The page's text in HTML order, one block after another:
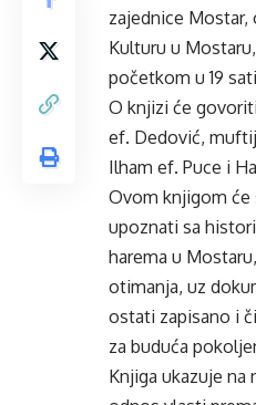
zajednice Mostar,
Kulturu u
početkom u 19
O knjizi će
ef. Dedović,
Ilham ef. Puce i
Ovom knjigom će
upoznati sa
harema u
otimanja, uz
ostati zapisano i
za buduća
Knjiga ukazuje na